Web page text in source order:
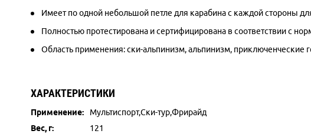
Имеет по одной небольшой петле для карабина с каждой стороны
Полностью протестирована и сертифицирована в соответствии с
Область применения: ски-альпинизм, альпинизм, приключенческие
ХАРАКТЕРИСТИКИ
Применение:
Мультиспорт,Ски-тур,Фрирайд
Вес, г:
121